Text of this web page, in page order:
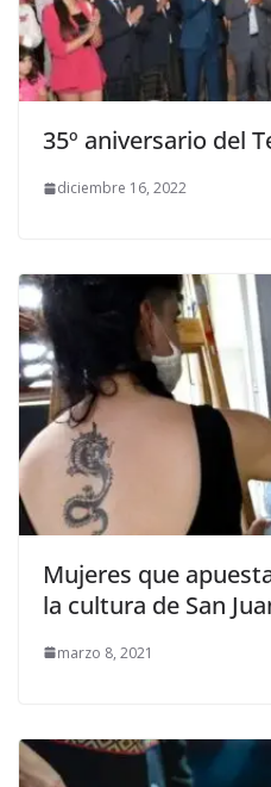
35º aniversario del
diciembre 16, 2022
Mujeres que
la cultura de San
marzo 8, 2021